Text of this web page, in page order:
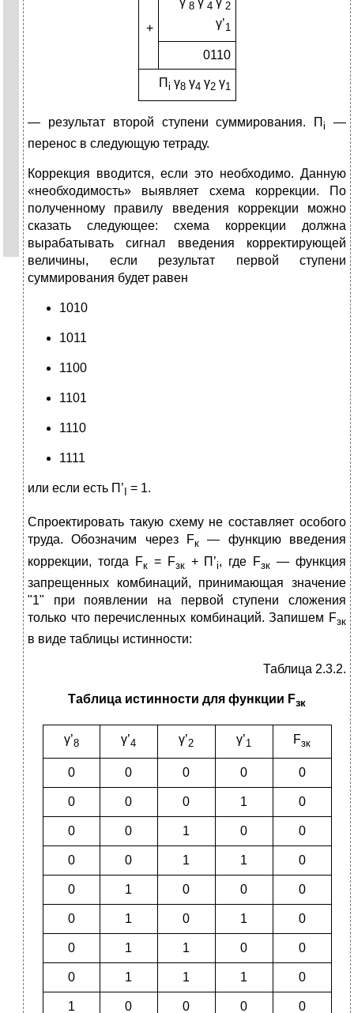
+
8 4 2
γ’1
0110
П i γ8γ4 γ2γ1
— результат второй ступени суммирования. Пi
—
перенос в следующую тетраду.
Коррекция вводится, если это необходимо. Данную
«необходимость» выявляет схема коррекции. По
полученному правилу введения коррекции можно
сказать следующее: схема коррекции должна
вырабатывать сигнал введения корректирующей
величины, если результат первой ступени
суммирования будет равен
1010
1011
1100
1101
1110
1111
или если есть П’ = 1.
Спроектировать такую схему не составляет особого
труда. Обозначим через Fк — функцию введения
коррекции, тогда Fк= Fзк+ П’i, где Fзк — функция
запрещенных комбинаций, принимающая значение
"1" при появлении на первой ступени сложения
только что перечисленных комбинаций. Запишем Fзк
в виде таблицы истинности:
Таблица 2.3.2.
Таблица истинности для функции Fзк
γ’8 γ’4 γ’2 γ’1 Fзк
0 0 0 0 0
0 0 0 1 0
0 0 1 0 0
0 0 1 1 0
0 1 0 0 0
0 1 0 1 0
0 1 1 0 0
0 1 1 1 0
1 0 0 0 0